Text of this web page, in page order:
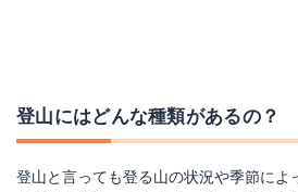
登山にはどんな種類があるの？
登山と言っても登る山の状況や季節によ